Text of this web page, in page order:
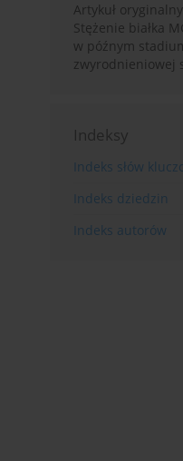
Artykuł oryginalny
Stężenie białka
w późnym
zwyrodnieniowej
Indeksy
Indeks słów
Indeks dziedzin
Indeks autorów